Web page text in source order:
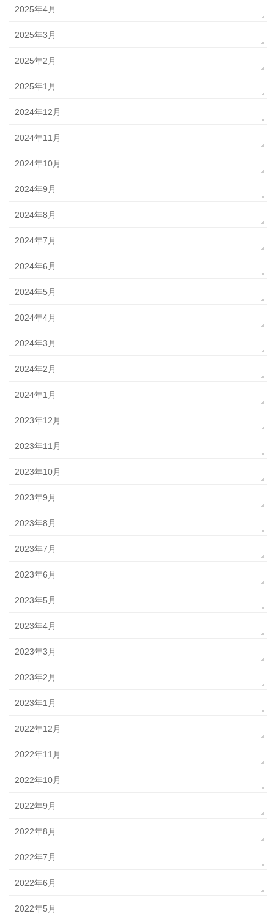
2025年4月
2025年3月
2025年2月
2025年1月
2024年12月
2024年11月
2024年10月
2024年9月
2024年8月
2024年7月
2024年6月
2024年5月
2024年4月
2024年3月
2024年2月
2024年1月
2023年12月
2023年11月
2023年10月
2023年9月
2023年8月
2023年7月
2023年6月
2023年5月
2023年4月
2023年3月
2023年2月
2023年1月
2022年12月
2022年11月
2022年10月
2022年9月
2022年8月
2022年7月
2022年6月
2022年5月